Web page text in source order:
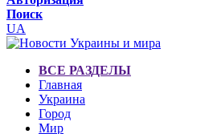
Поиск
UA
ВСЕ РАЗДЕЛЫ
Главная
Украина
Город
Мир